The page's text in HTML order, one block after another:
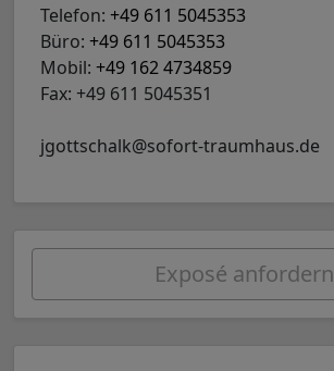
Telefon: +49 611 5045353
Büro: +49 611 5045353
Mobil: +49 162 4734859
Fax: +49 611 5045351
jgottschalk@sofort-traumhaus.de
Exposé anfordern